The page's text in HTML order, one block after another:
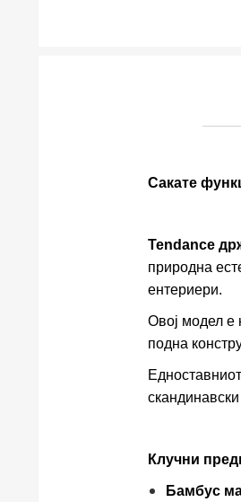
Сакате
Tendance
природна
ентериери.
Овој модел е
подна
Клучни
Бамбус